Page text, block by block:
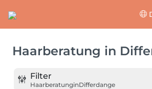
Haarberatung in
Filter
HaarberatunginDifferdange